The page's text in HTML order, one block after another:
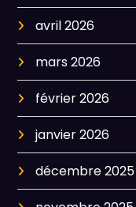
avril 2026
mars 2026
février 2026
janvier 2026
décembre 2025